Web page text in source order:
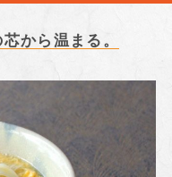
から温まる。